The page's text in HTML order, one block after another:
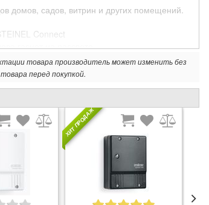
домов, садов, витрин и других помещений.
Connect
гаснет на рассвете.
режим, функция обучения
помощью программы
товара производитель может изменить без
перед покупкой.
ХИТ ПРОДАЖ